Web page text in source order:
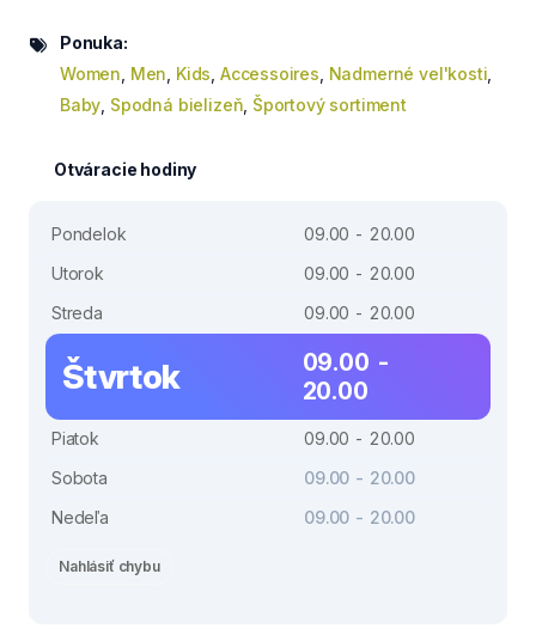
Ponuka:
Women Men Kids Accessoires Nadmerné vel'kosti
Baby Spodná bielizeň Športový sortiment
Otváracie hodiny
Pondelok
09.00 - 20.00
Utorok
09.00 - 20.00
Streda
09.00 - 20.00
Štvrtok
09.00 -
20.00
Piatok
09.00 - 20.00
Sobota
09.00 - 20.00
Nedeľa
09.00 - 20.00
Nahlásiť chybu